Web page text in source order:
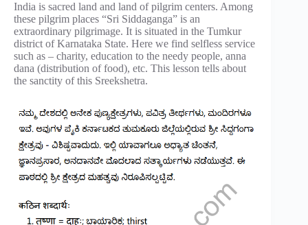
India is sacred land and land of pilgrim centers. Among
these pilgrim places “Sri Siddaganga” is an
extraordinary pilgrimage. It is situated in the Tumkur
district of Karnataka State. Here we find selfless service
such as – charity, education to the needy people, anna
dana (distribution of food), etc. This lesson tells about
the sanctity of this Sreekshetra.